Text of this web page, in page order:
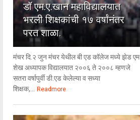
डॉ एम.ए.खान महाविद्यालयात
भरली शिक्षकांची १७ वर्षांनंतर
परत शाळा.
मंचर दि.२ जुन मंचर येथील बी एड कॉलेज मध्ये झेड एम
शेख अध्यापक विद्यालयात २००६ ते २००८ म्हणजे
सतरा वर्षापुर्वी डी.एड केलेल्या व सध्या
शिक्षक,... Readmore